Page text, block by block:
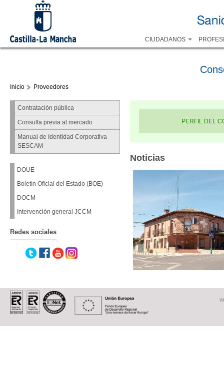
CIUDADANOS
Inicio Proveedores
Contratación pública
Consulta previa al mercado
Manual de Identidad Corporativa
SESCAM
DOUE
Boletín Oficial del Estado (BOE)
DOCM
Intervención general JCCM
Redes sociales
PERFIL DEL
Noticias